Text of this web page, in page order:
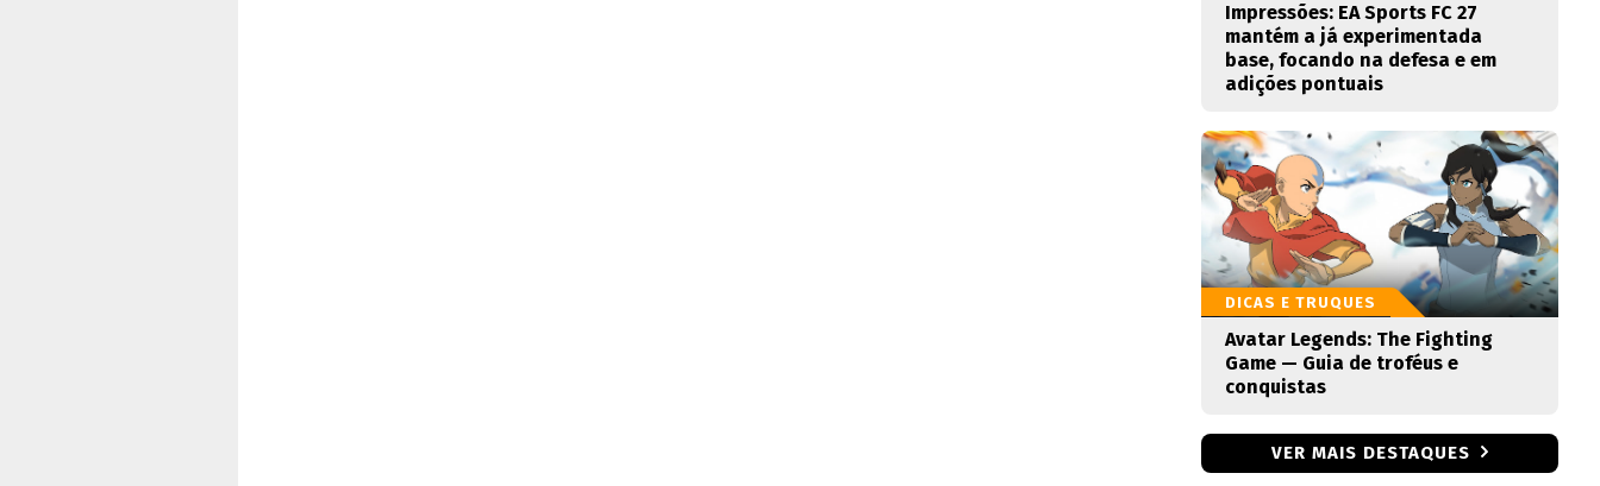
Impressões: EA Sports FC 27
mantém a já experimentada
base, focando na defesa e em
adições pontuais
DICAS E TRUQUES
Avatar Legends: The Fighting
Game — Guia de troféus e
conquistas
VER MAIS DESTAQUES